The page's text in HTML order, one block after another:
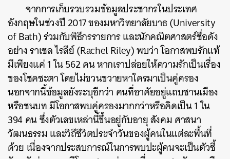
จากการเก็บรวบรวมข้อมูลประชากรในประเทศ
อังกฤษในช่วงปี 2017 ของมหาวิทยาลัยบาธ (University
of Bath) ร่วมกับพิธีกรรายการ และนักคณิตศาสตร์ชื่อดัง
อย่าง ราเชล ไรลีย์ (Rachel Riley) พบว่า โอกาสพบรักแท้
มีเพียงแค่ 1 ใน 562 คน หากเราปล่อยให้ความรักเป็นเรื่อง
ของโชคชะตา โดยไม่ขวนขวายหาใครมาเป็นคู่ครอง
นอกจากนี้ข้อมูลยังระบุอีกว่า คนที่อาศัยอยู่แถบชานเมือง
หรือชนบท มีโอกาสพบคู่ครองมากกว่าหรือคิดเป็น 1 ใน
394 คน ซึ่งตัวเลขเหล่านี้ขึ้นอยู่กับอายุ สังคม ศาสนา
วัฒนธรรม และวิถีชีวิตประจำวันของผู้คนในแต่ละพื้นที่
ด้วย เนื่องจากประสบการณ์ในการพบปะผู้คนจะเป็นตัวชี้